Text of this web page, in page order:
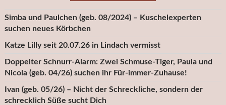
Simba und Paulchen (geb. 08/2024) – Kuschelexperten
suchen neues Körbchen
Katze Lilly seit 20.07.26 in Lindach vermisst
Doppelter Schnurr-Alarm: Zwei Schmuse-Tiger, Paula und
Nicola (geb. 04/26) suchen ihr Für-immer-Zuhause!
Ivan (geb. 05/26) – Nicht der Schreckliche, sondern der
schrecklich Süße sucht Dich